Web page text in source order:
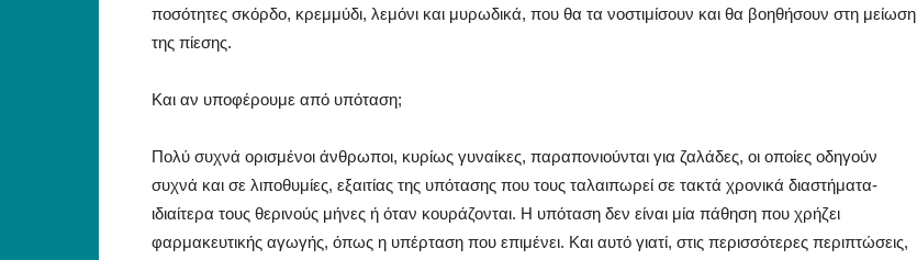
ποσότητες σκόρδο, κρεμμύδι, λεμόνι και μυρωδικά, που θα τα νοστιμίσουν και θα βοηθήσουν στη μείωση
της πίεσης.
Kαι αν υποφέρουμε από υπόταση;
Πολύ συχνά ορισμένοι άνθρωποι, κυρίως γυναίκες, παραπονιούνται για ζαλάδες, οι οποίες οδηγούν
συχνά και σε λιποθυμίες, εξαιτίας της υπότασης που τους ταλαιπωρεί σε τακτά χρονικά διαστήματα-
ιδιαίτερα τους θερινούς μήνες ή όταν κουράζονται. H υπόταση δεν είναι μία πάθηση που χρήζει
φαρμακευτικής αγωγής, όπως η υπέρταση που επιμένει. Kαι αυτό γιατί, στις περισσότερες περιπτώσεις,